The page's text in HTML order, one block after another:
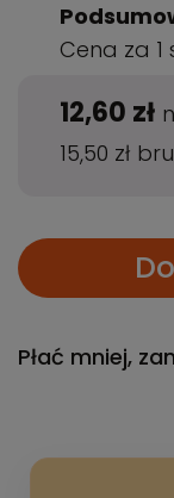
Cena za 1
12,60 zł
15,50 zł
Płać mniej,